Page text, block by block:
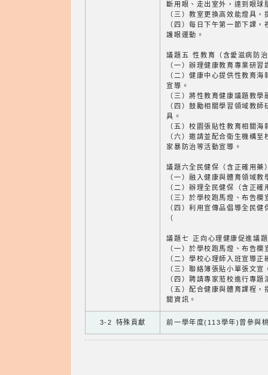
斷用眼、走出室外，達到眼球
（三）教室更換高效能燈具，
（四）每日下午第一節下課
護眼運動。
議題五 性教育（含愛滋病防
（一）辦理健康教育專業研習
（二）健康中心提供性教育
宣導。
（三）將性教育健康議題教
（四）鼓勵相關學習領域教
具。
（五）校園張貼性教育相關
（六）邀請並配合衛生機構
家暴防治等活動宣導。
議題六全民健保（含正確用藥
（一）融入健康與體育領域教
（二）辦理全民健保（含正確
（三）於學校跑馬燈、布告欄
（四）利用宣傳品倡導全民
（
議題七 正向心理健康促進議題
（一）於學校跑馬燈、布告欄
（二）學校心理師入班宣導正
（三）聯絡簿張貼小單張文宣
（四）聘請專家蒞校進行專題
（五）配合健康與體育課程
關資訊。
3-2 特殊貢獻 前一學年度(113學年)曾參與